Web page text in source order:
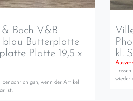
Boch V&B
blau Butterplatte
Platte 19,5 x
benachrichigen, wenn der Artikel
ist.
kl.
wieder